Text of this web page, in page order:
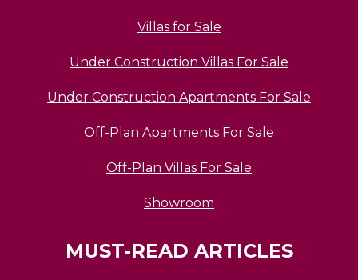
Villas for Sale
Under Construction Villas For Sale
Under Construction Apartments For Sale
Off-Plan Apartments For Sale
Off-Plan Villas For Sale
Showroom
MUST-READ ARTICLES